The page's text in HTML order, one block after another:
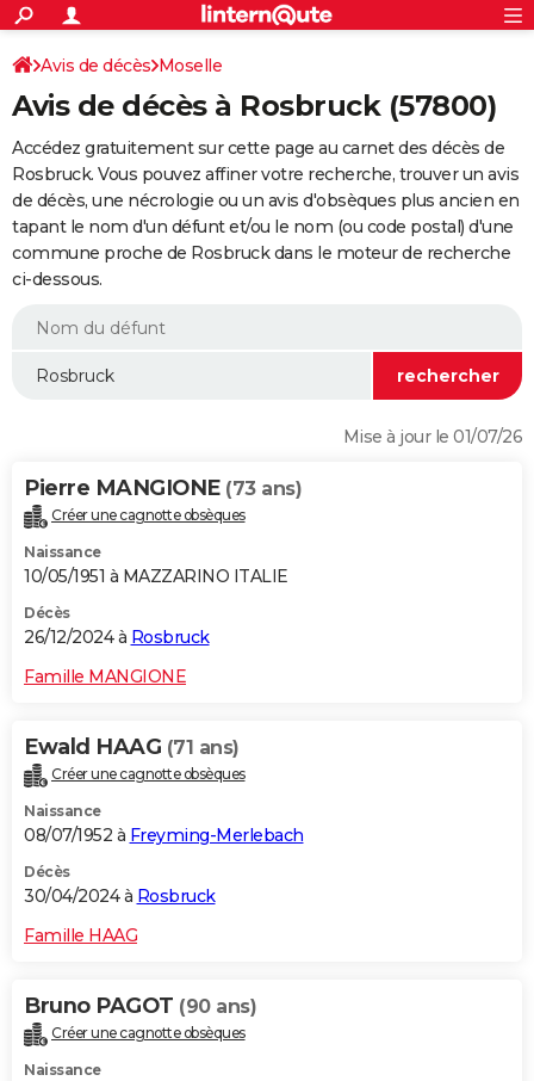
ACTUALITÉS
Politique
Société
Faits Divers
Education
Monde
Villes
+
SPORT
Coupe du monde 2026
Football
Tennis
Cyclisme
Rugby
Forum
Programme TV
TNT
Streaming
Cinéma
Sorties cinéma
Musique
+
FINANCE
Retraite
Epargne
Immobilier
Risques naturels par ville
Assurance
AUTO
Essais
Réserver un essai
Citadines
Berlines
SUV
Forum auto
+HIGH-TECH
BRICOLAGE
WEEK-END
Alimentation
Guide de la santé
Maladies
Médicaments
Sommeil
VOYAGE
Destinations
City break
Voyage nature
Voyage de noces
Forum
Climat
+PHOTO
GUIDES D'ACHAT
Carte de Noël
Carte Bonne année
Carte Saint-Valentin
Carte Pâques
Carte d'anniversaire
DICTIONNAIRE
Dictionnaire
Biographies
Citations
Expressions
Proverbes
PROGRAMME TV
S'inscrire
Se connecter
Lycées
Collèges
Primaires
Universités
Entreprises
Service militaire
Avis de recherche
AVIS DE DÉCÈS
FORUM
Avis de décès Moselle
Avis de décès à Rosbruck (57800)
Accédez gratuitement sur cette page au carnet des décès de
Rosbruck. Vous pouvez affiner votre recherche, trouver un avis
de décès, une nécrologie ou un avis d'obsèques plus ancien en
tapant le nom d'un défunt et/ou le nom (ou code postal) d'une
commune proche de Rosbruck dans le moteur de recherche
ci-dessous.
Mise à jour le 01/07/26
Pierre MANGIONE (73 ans)
Créer une cagnotte obsèques
Naissance
10/05/1951 à MAZZARINO ITALIE
Décès
26/12/2024 à Rosbruck
Famille MANGIONE
Ewald HAAG (71 ans)
Créer une cagnotte obsèques
Naissance
08/07/1952 à Freyming-Merlebach
Décès
30/04/2024 à Rosbruck
Famille HAAG
Bruno PAGOT (90 ans)
Créer une cagnotte obsèques
Naissance